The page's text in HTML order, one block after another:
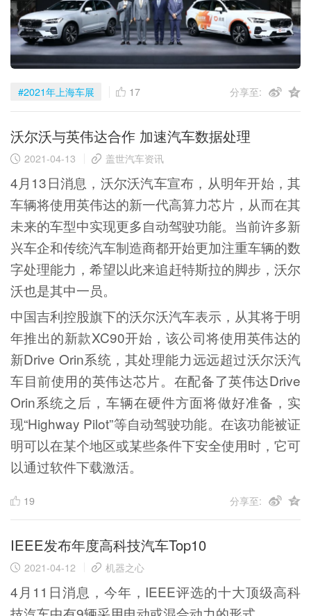
#2021年上海车展 17 分享至:
沃尔沃与英伟达合作 加速汽车数据处理
2021-04-13 盖世汽车资讯
4月13日消息，沃尔沃汽车宣布，从明年开始，其
车辆将使用英伟达的新一代高算力芯片，从而在其
未来的车型中实现更多自动驾驶功能。当前许多新
兴车企和传统汽车制造商都开始更加注重车辆的数
字处理能力，希望以此来追赶特斯拉的脚步，沃尔
沃也是其中一员。
中国吉利控股旗下的沃尔沃汽车表示，从其将于明
年推出的新款XC90开始，该公司将使用英伟达的
新Drive Orin系统，其处理能力远远超过沃尔沃汽
车目前使用的英伟达芯片。在配备了英伟达Drive
Orin系统之后，车辆在硬件方面将做好准备，实
现“Highway Pilot”等自动驾驶功能。在该功能被证
明可以在某个地区或某些条件下安全使用时，它可
以通过软件下载激活。
19 分享至:
IEEE发布年度高科技汽车Top10
2021-04-12 机器之心
4月11日消息，今年，IEEE评选的十大顶级高科